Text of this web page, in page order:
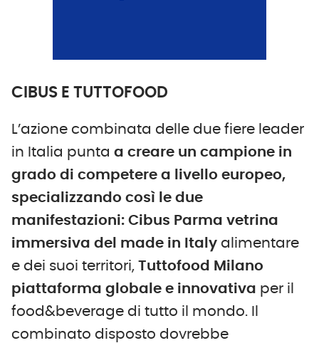
CIBUS E TUTTOFOOD
L’azione combinata delle due fiere leader
in Italia punta a creare un campione in
grado di competere a livello europeo,
specializzando così le due
manifestazioni: Cibus Parma vetrina
immersiva del made in Italy alimentare
e dei suoi territori, Tuttofood
Milano
piattaforma globale e innovativa per il
food&beverage di tutto il mondo. Il
combinato disposto dovrebbe